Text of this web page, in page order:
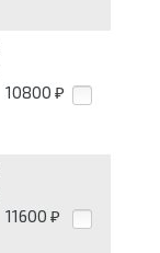
10800 ₽
11600 ₽